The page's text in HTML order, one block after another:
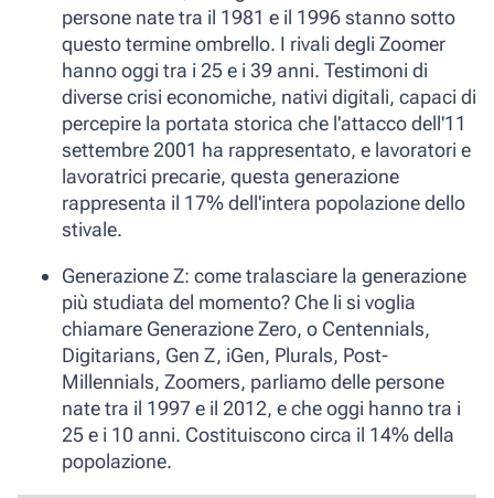
persone nate tra il 1981 e il 1996 stanno sotto
questo termine ombrello. I rivali degli Zoomer
hanno oggi tra i 25 e i 39 anni. Testimoni di
diverse crisi economiche, nativi digitali, capaci di
percepire la portata storica che l'attacco dell'11
settembre 2001 ha rappresentato, e lavoratori e
lavoratrici precarie, questa generazione
rappresenta il 17% dell'intera popolazione dello
stivale.
Generazione Z: come tralasciare la generazione
più studiata del momento? Che li si voglia
chiamare Generazione Zero, o Centennials,
Digitarians, Gen Z, iGen, Plurals, Post-
Millennials, Zoomers, parliamo delle persone
nate tra il 1997 e il 2012, e che oggi hanno tra i
25 e i 10 anni. Costituiscono circa il 14% della
popolazione.